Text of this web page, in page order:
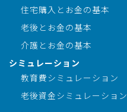
住宅購入とお金の基本
老後とお金の基本
介護とお金の基本
シミュレーション
教育費シミュレーション
老後資金シミュレーション